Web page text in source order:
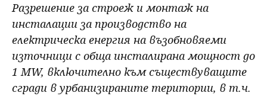
Разрешение за строеж и монтаж на
инсталации за производство на
електрическа енергия на възобновяеми
източници с обща инсталирана мощност до
1 МW, включително към съществуващите
сгради в урбанизираните територии, в т.ч.